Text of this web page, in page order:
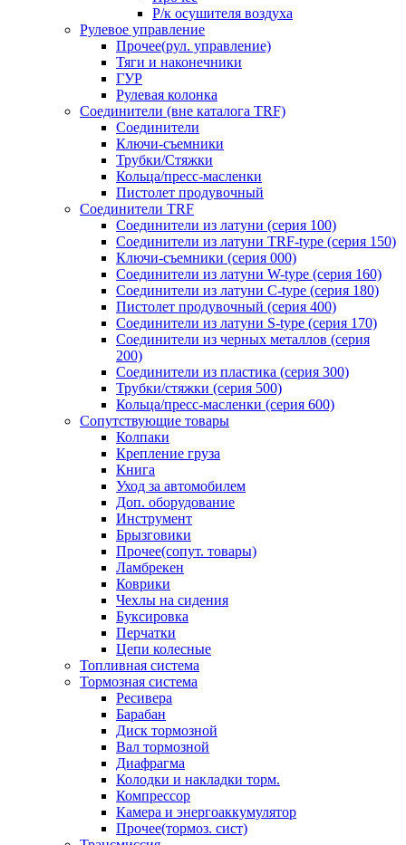
Р/к осушителя воздуха
Рулевое управление
Прочее(рул. управление)
Тяги и наконечники
ГУР
Рулевая колонка
Соединители (вне каталога TRF)
Соединители
Ключи-cъемники
Трубки/Стяжки
Кольца/пресс-масленки
Пистолет продувочный
Соединители TRF
Соединители из латуни (серия 100)
Соединители из латуни TRF-type (серия 150)
Ключи-съемники (серия 000)
Соединители из латуни W-type (серия 160)
Соединители из латуни С-type (серия 180)
Пистолет продувочный (серия 400)
Соединители из латуни S-type (серия 170)
Соединители из черных металлов (серия
200)
Соединители из пластика (серия 300)
Трубки/стяжки (серия 500)
Кольца/пресс-масленки (серия 600)
Сопутствующие товары
Колпаки
Крепление груза
Книга
Уход за автомобилем
Доп. оборудование
Инструмент
Брызговики
Прочее(сопут. товары)
Ламбрекен
Коврики
Чехлы на сидения
Буксировка
Перчатки
Цепи колесные
Топливная система
Тормозная система
Ресивера
Барабан
Диск тормозной
Вал тормозной
Диафрагма
Колодки и накладки торм.
Компрессор
Камера и энергоаккумулятор
Прочее(тормоз. сист)